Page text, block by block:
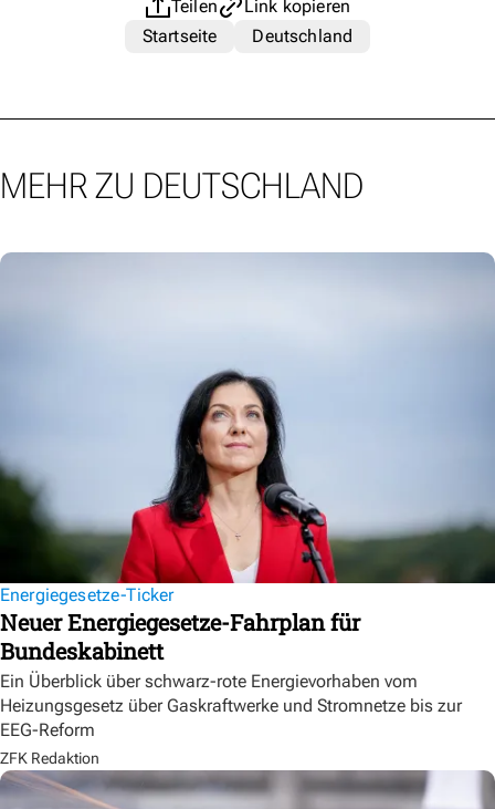
Teilen
Link kopieren
Startseite
Deutschland
MEHR ZU DEUTSCHLAND
Energiegesetze-Ticker
Neuer Energiegesetze-Fahrplan für
Bundeskabinett
Ein Überblick über schwarz-rote Energievorhaben vom
Heizungsgesetz über Gaskraftwerke und Stromnetze bis zur
EEG-Reform
ZFK Redaktion